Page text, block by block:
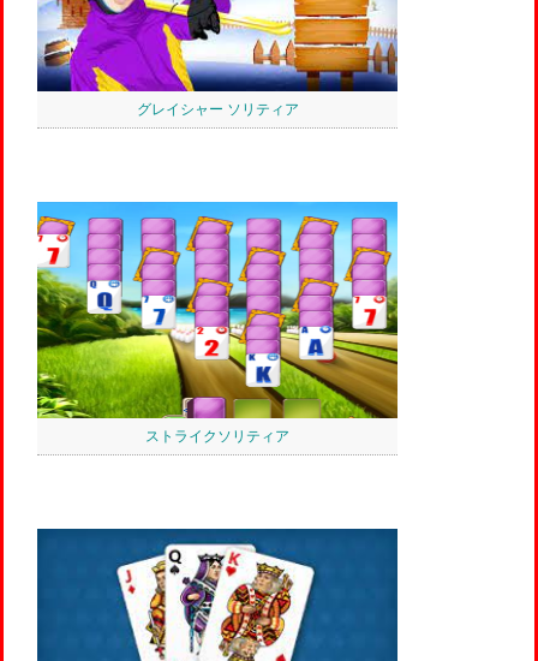
グレイシャー ソリティア
ストライクソリティア